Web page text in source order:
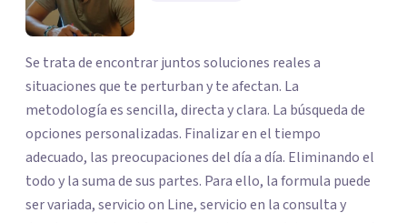
Se trata de encontrar juntos soluciones reales a
situaciones que te perturban y te afectan. La
metodología es sencilla, directa y clara. La búsqueda de
opciones personalizadas. Finalizar en el tiempo
adecuado, las preocupaciones del día a día. Eliminando el
todo y la suma de sus partes. Para ello, la formula puede
ser variada, servicio on Line, servicio en la consulta y